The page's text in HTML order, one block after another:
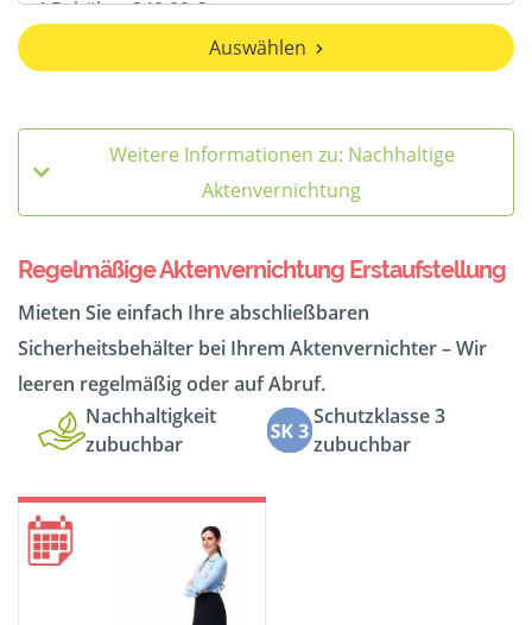
Auswählen
Weitere Informationen zu: Nachhaltige
Aktenvernichtung
Regelmäßige Aktenvernichtung Erstaufstellung
Mieten Sie einfach Ihre abschließbaren
Sicherheitsbehälter bei Ihrem Aktenvernichter – Wir
leeren regelmäßig oder auf Abruf.
Nachhaltigkeit
zubuchbar
Schutzklasse 3
zubuchbar